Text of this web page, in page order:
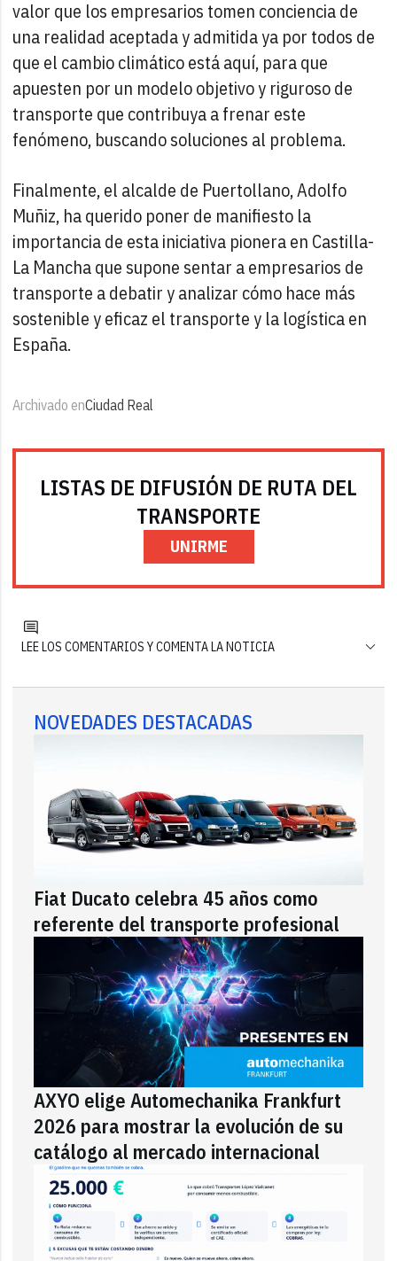
valor que los empresarios tomen conciencia de
una realidad aceptada y admitida ya por todos de
que el cambio climático está aquí, para que
apuesten por un modelo objetivo y riguroso de
transporte que contribuya a frenar este
fenómeno, buscando soluciones al problema.
Finalmente, el alcalde de Puertollano, Adolfo
Muñiz, ha querido poner de manifiesto la
importancia de esta iniciativa pionera en Castilla-
La Mancha que supone sentar a empresarios de
transporte a debatir y analizar cómo hace más
sostenible y eficaz el transporte y la logística en
España.
Archivado enCiudad Real
LISTAS DE DIFUSIÓN DE RUTA DEL
TRANSPORTE
UNIRME
LEE LOS COMENTARIOS Y COMENTA LA NOTICIA
NOVEDADES DESTACADAS
Fiat Ducato celebra 45 años como
referente del transporte profesional
AXYO elige Automechanika Frankfurt
2026 para mostrar la evolución de su
catálogo al mercado internacional